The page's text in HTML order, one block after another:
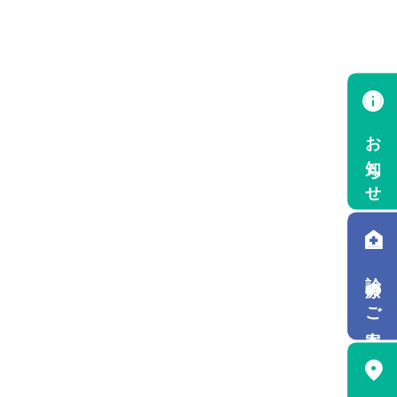
info
お知らせ
home_health
診療のご案内
location_on